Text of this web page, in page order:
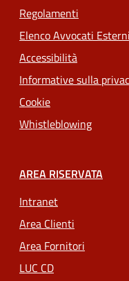
Regolamenti
Elenco Avvocati Esterni
Accessibilità
Informative sulla
Cookie
Whistleblowing
AREA RISERVATA
Intranet
Area Clienti
Area Fornitori
LUC CD